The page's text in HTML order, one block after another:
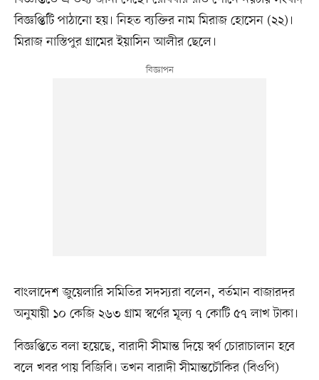
বিজ্ঞপ্তিটি পাঠানো হয়। নিহত ব্যক্তির নাম মিরাজ হোসেন (২২)।
মিরাজ নাস্তিপুর গ্রামের ইয়াসিন আলীর ছেলে।
বাংলাদেশ জুয়েলারি সমিতির সদস্যরা বলেন, বর্তমান বাজারদর
অনুযায়ী ১০ কেজি ২৬৩ গ্রাম স্বর্ণের মূল্য ৭ কোটি ৫৭ লাখ টাকা।
বিজ্ঞপ্তিতে বলা হয়েছে, বারাদী সীমান্ত দিয়ে স্বর্ণ চোরাচালান হবে
বলে খবর পায় বিজিবি। তখন বারাদী সীমান্তচৌকির (বিওপি)